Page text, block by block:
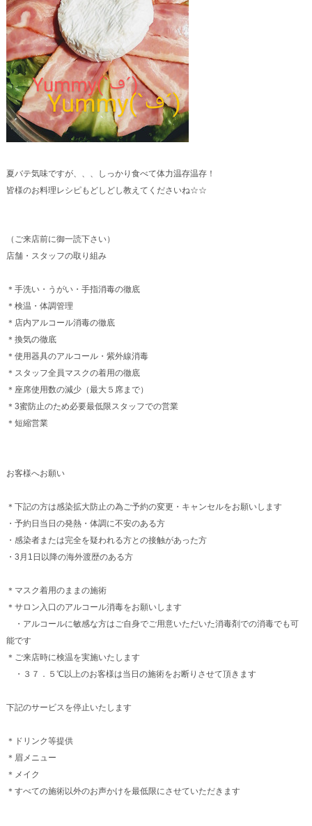
夏バテ気味ですが、、、しっかり食べて体力温存温存！
皆様のお料理レシピもどしどし教えてくださいね☆☆
（ご来店前に御一読下さい）
店舗・スタッフの取り組み
＊手洗い・うがい・手指消毒の徹底
＊検温・体調管理
＊店内アルコール消毒の徹底
＊換気の徹底
＊使用器具のアルコール・紫外線消毒
＊スタッフ全員マスクの着用の徹底
＊座席使用数の減少（最大５席まで）
＊3蜜防止のため必要最低限スタッフでの営業
＊短縮営業
お客様へお願い
＊下記の方は感染拡大防止の為ご予約の変更・キャンセルをお願いします
・予約日当日の発熱・体調に不安のある方
・感染者または完全を疑われる方との接触があった方
・3月1日以降の海外渡歴のある方
＊マスク着用のままの施術
＊サロン入口のアルコール消毒をお願いします
・アルコールに敏感な方はご自身でご用意いただいた消毒剤での消毒でも可
能です
＊ご来店時に検温を実施いたします
・３７．５℃以上のお客様は当日の施術をお断りさせて頂きます
下記のサービスを停止いたします
＊ドリンク等提供
＊眉メニュー
＊メイク
＊すべての施術以外のお声かけを最低限にさせていただきます